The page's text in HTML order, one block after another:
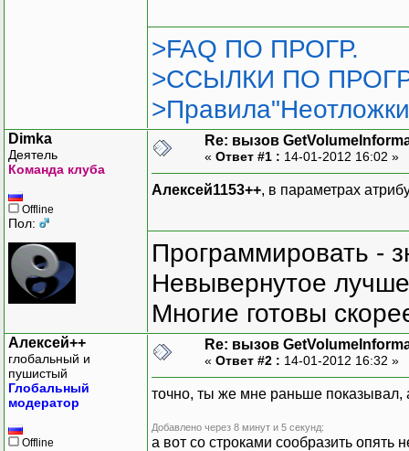
);
public
(
);
public
{
}
{
>FAQ ПО ПРОГР.
>ССЫЛКИ ПО
Dimka
Деятель
Команда клуба
Offline
Пол:
Re: вызов
« Ответ #1 : 14-01-2012 16:02 »
Алексей1153++, в параметрах
Программировать -
Невывернутое
Многие готовы
Алексей++
глобальный и
пушистый
Глобальный
модератор
Offline
Re: вызов
« Ответ #2 : 14-01-2012 16:32 »
точно, ты же мне раньше показывал,
Добавлено через 8 минут и 5 секунд:
а вот со строками сообразить